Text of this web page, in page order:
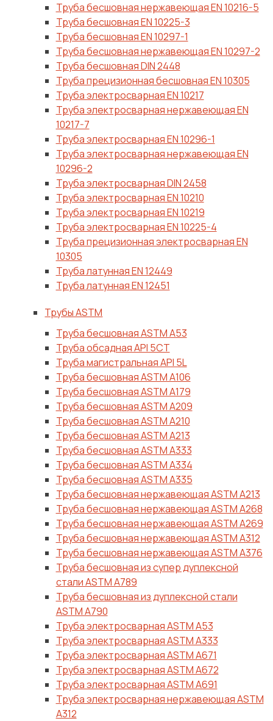
Труба бесшовная нержавеющая EN 10216-5
Труба бесшовная EN 10225-3
Труба бесшовная EN 10297-1
Труба бесшовная нержавеющая EN 10297-2
Труба бесшовная DIN 2448
Труба прецизионная бесшовная EN 10305
Труба электросварная EN 10217
Труба электросварная нержавеющая EN
10217-7
Труба электросварная EN 10296-1
Труба электросварная нержавеющая EN
10296-2
Труба электросварная DIN 2458
Труба электросварная EN 10210
Труба электросварная EN 10219
Труба электросварная EN 10225-4
Труба прецизионная электросварная EN
10305
Труба латунная EN 12449
Труба латунная EN 12451
Трубы ASTM
Труба бесшовная ASTM A53
Труба обсадная API 5CT
Труба магистральная API 5L
Труба бесшовная ASTM A106
Труба бесшовная ASTM A179
Труба бесшовная ASTM A209
Труба бесшовная ASTM A210
Труба бесшовная ASTM A213
Труба бесшовная ASTM A333
Труба бесшовная ASTM A334
Труба бесшовная ASTM A335
Труба бесшовная нержавеющая ASTM A213
Труба бесшовная нержавеющая ASTM A268
Труба бесшовная нержавеющая ASTM A269
Труба бесшовная нержавеющая ASTM A312
Труба бесшовная нержавеющая ASTM A376
Труба бесшовная из супер дуплексной
стали ASTM A789
Труба бесшовная из дуплексной стали
ASTM A790
Труба электросварная ASTM A53
Труба электросварная ASTM A333
Труба электросварная ASTM A671
Труба электросварная ASTM A672
Труба электросварная ASTM A691
Труба электросварная нержавеющая ASTM
A312